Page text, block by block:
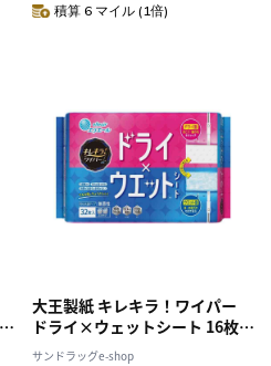
積算 6 マイル (1倍)
大王製紙 キレキラ！ワイパー
ドライ×ウェットシート 16枚
×2P [8個セット]
サンドラッグe-shop